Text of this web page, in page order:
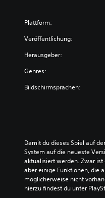
Plattform:
Veröffentlichung:
Herausgeber:
Genres:
Bildschirmsprachen:
Damit du dieses Spiel auf
System auf die neueste
aktualisiert werden. Zwar ist
aber einige Funktionen, die
möglicherweise nicht
hierzu findest du unter